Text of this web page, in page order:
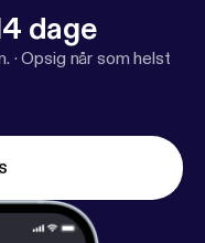
privacy
dage
·Opsig når som helst